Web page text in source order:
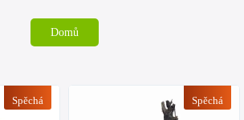
Domů
Spěchá Spěchá